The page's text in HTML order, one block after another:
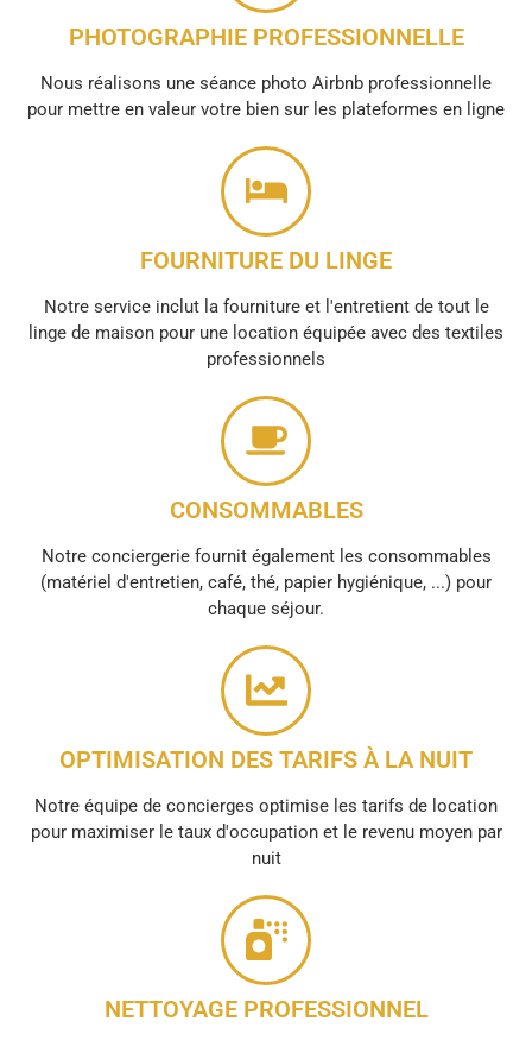
PHOTOGRAPHIE PROFESSIONNELLE
Nous réalisons une séance photo Airbnb professionnelle
pour mettre en valeur votre bien sur les plateformes en ligne
FOURNITURE DU LINGE
Notre service inclut la fourniture et l'entretient de tout le
linge de maison pour une location équipée avec des textiles
professionnels
CONSOMMABLES
Notre conciergerie fournit également les consommables
(matériel d'entretien, café, thé, papier hygiénique, ...) pour
chaque séjour.
OPTIMISATION DES TARIFS À LA NUIT
Notre équipe de concierges optimise les tarifs de location
pour maximiser le taux d'occupation et le revenu moyen par
nuit
NETTOYAGE PROFESSIONNEL